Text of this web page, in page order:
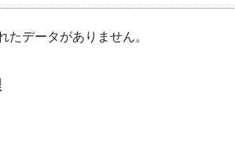
たデータがありません。